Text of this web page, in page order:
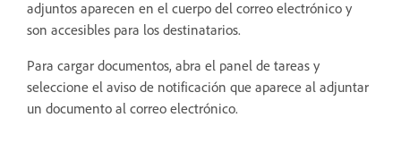
adjuntos aparecen en el cuerpo del correo electrónico y
son accesibles para los destinatarios.
Para cargar documentos, abra el panel de tareas y
seleccione el aviso de notificación que aparece al adjuntar
un documento al correo electrónico.